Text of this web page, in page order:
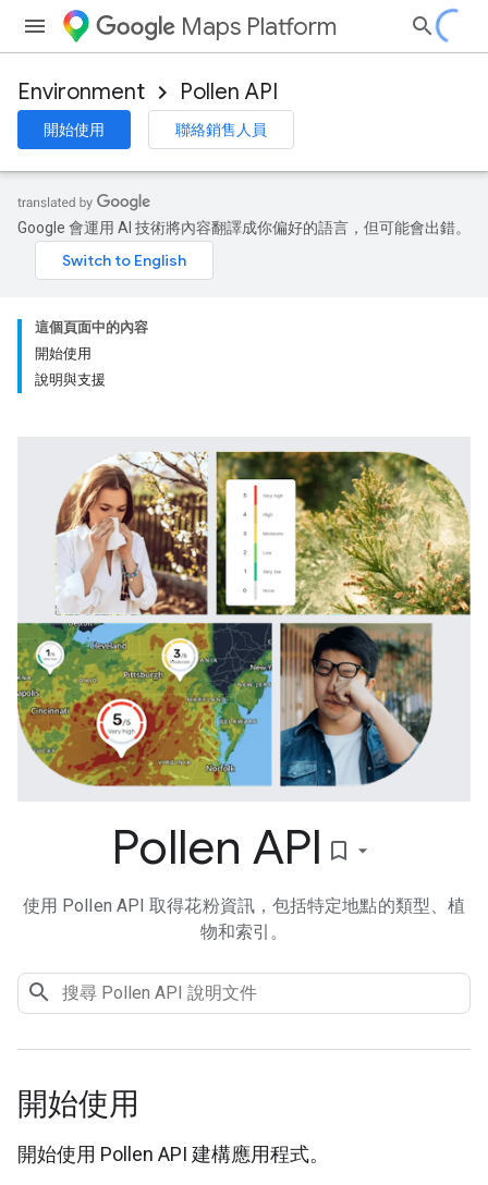
Maps Platform
Environment Pollen API
開始使用 聯絡銷售人員
Google 會運用 AI 技術將內容翻譯成你偏好的語言，但可能會出錯。
這個頁面中的內容
開始使用
說明與支援
Pollen API bookmark_border
使用 Pollen API 取得花粉資訊，包括特定地點的類型、植
物和索引。
開始使用
開始使用 Pollen API 建構應用程式。